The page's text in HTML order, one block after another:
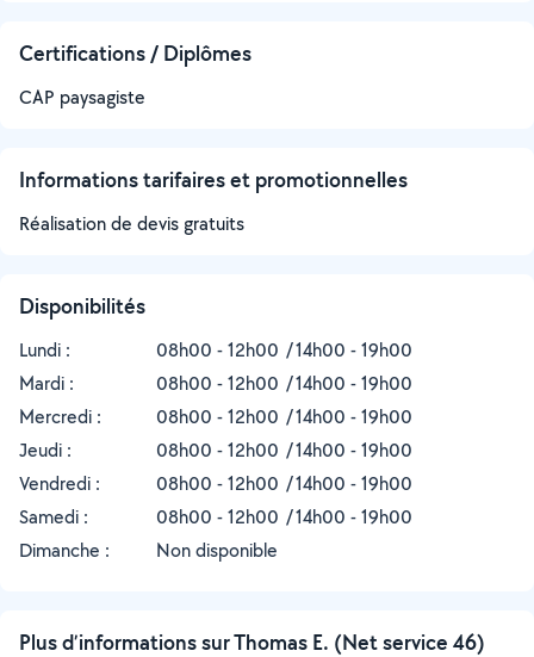
Certifications / Diplômes
CAP paysagiste
Informations tarifaires et promotionnelles
Réalisation de devis gratuits
Disponibilités
Lundi : 08h00 - 12h00
14h00 - 19h00
Mardi :
08h00 - 12h00
14h00 - 19h00
Mercredi :
08h00 - 12h00
14h00 - 19h00
Jeudi :
08h00 - 12h00
14h00 - 19h00
Vendredi :
08h00 - 12h00
14h00 - 19h00
Samedi :
08h00 - 12h00
14h00 - 19h00
Dimanche :
Non disponible
Plus d’informations sur Thomas E. (Net service 46)